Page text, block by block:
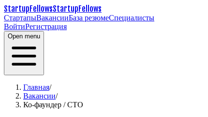
StartupFellowsStartupFellows
СтартапыВакансииБаза резюмеСпециалисты
ВойтиРегистрация
Open menu
Главная/
Вакансии/
Ко-фаундер / СТО